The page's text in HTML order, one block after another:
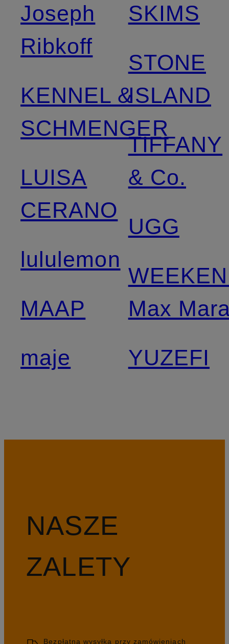
Joseph
Ribkoff
KENNEL &
SCHMENGER
LUISA
CERANO
lululemon
MAAP
maje
SKIMS
STONE
ISLAND
TIFFANY
& Co.
UGG
Max
YUZEFI
NASZE
ZALETY
Bezpłatna wysyłka przy zamówieniach